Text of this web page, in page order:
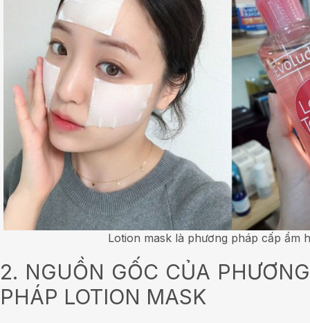
Lotion mask là phương pháp cấp ẩm
2. NGUỒN GỐC CỦA PHƯƠNG
PHÁP LOTION MASK